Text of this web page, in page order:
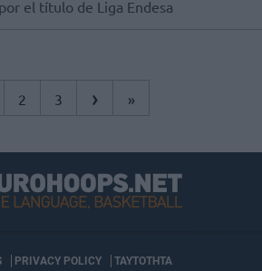
el título de Liga Endesa
2 3 › »
PRIVACY POLICY ΤΑΥΤΟΤΗΤΑ